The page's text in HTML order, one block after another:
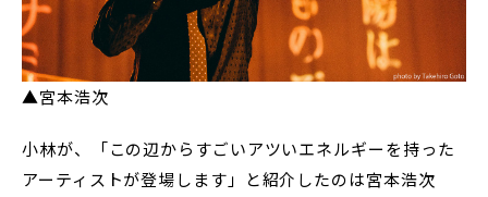
▲宮本浩次
小林が、「この辺からすごいアツいエネルギーを持った
アーティストが登場します」と紹介したのは宮本浩次